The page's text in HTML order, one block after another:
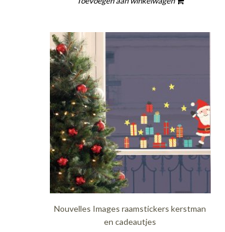
Nouvelles Images raamstickers kerstman
en cadeautjes